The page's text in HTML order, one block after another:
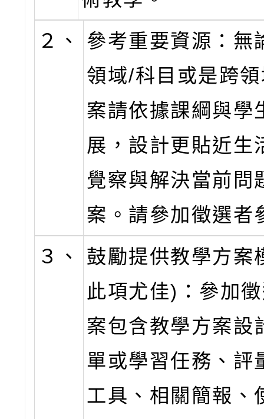
２、
參考重要資源：無
領域/科目或是跨
案請依據課綱與學
展，設計更貼近生
覺察與解決當前問
案。請參加徵選者
３、
鼓勵提供教學方案
此項尤佳)：參加
案包含教學方案設
單或學習任務、評
工具、相關簡報、